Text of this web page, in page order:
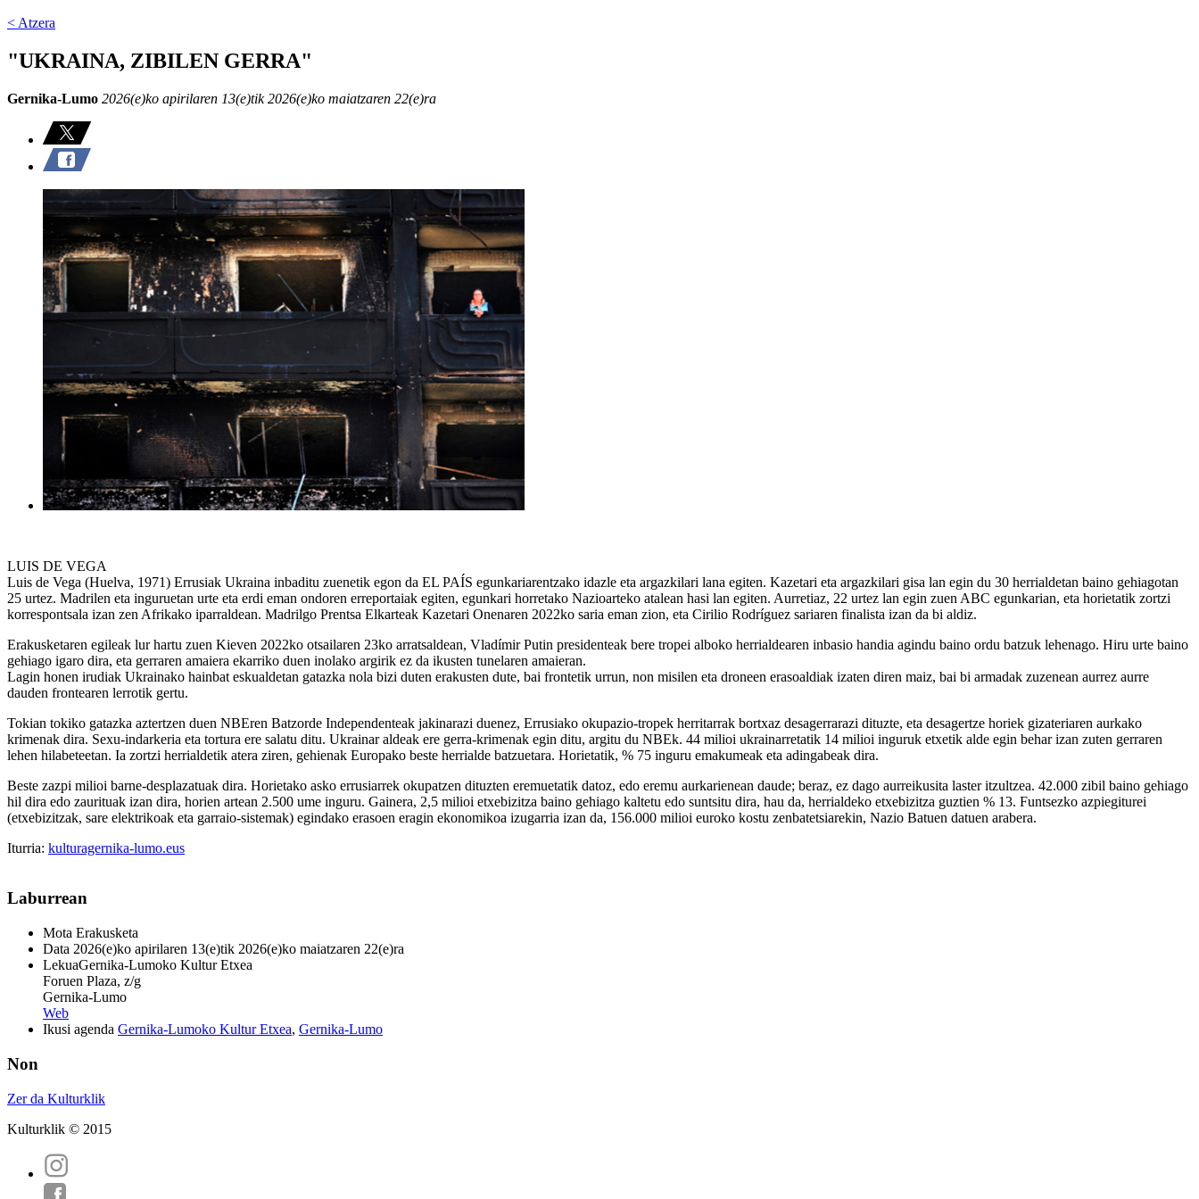
< Atzera
"UKRAINA, ZIBILEN GERRA"
Gernika-Lumo 2026(e)ko apirilaren 13(e)tik 2026(e)ko maiatzaren 22(e)ra
LUIS DE VEGA
Luis de Vega (Huelva, 1971) Errusiak Ukraina inbaditu zuenetik egon da EL PAÍS egunkariarentzako idazle eta argazkilari lana egiten. Kazetari eta argazkilari gisa lan egin du 30 herrialdetan baino gehiagotan
25 urtez. Madrilen eta inguruetan urte eta erdi eman ondoren erreportaiak egiten, egunkari horretako Nazioarteko atalean hasi lan egiten. Aurretiaz, 22 urtez lan egin zuen ABC egunkarian, eta horietatik zortzi
korrespontsala izan zen Afrikako iparraldean. Madrilgo Prentsa Elkarteak Kazetari Onenaren 2022ko saria eman zion, eta Cirilio Rodríguez sariaren finalista izan da bi aldiz.
Erakusketaren egileak lur hartu zuen Kieven 2022ko otsailaren 23ko arratsaldean, Vladímir Putin presidenteak bere tropei alboko herrialdearen inbasio handia agindu baino ordu batzuk lehenago. Hiru urte baino
gehiago igaro dira, eta gerraren amaiera ekarriko duen inolako argirik ez da ikusten tunelaren amaieran.
Lagin honen irudiak Ukrainako hainbat eskualdetan gatazka nola bizi duten erakusten dute, bai frontetik urrun, non misilen eta droneen erasoaldiak izaten diren maiz, bai bi armadak zuzenean aurrez aurre
dauden frontearen lerrotik gertu.
Tokian tokiko gatazka aztertzen duen NBEren Batzorde Independenteak jakinarazi duenez, Errusiako okupazio-tropek herritarrak bortxaz desagerrarazi dituzte, eta desagertze horiek gizateriaren aurkako
krimenak dira. Sexu-indarkeria eta tortura ere salatu ditu. Ukrainar aldeak ere gerra-krimenak egin ditu, argitu du NBEk. 44 milioi ukrainarretatik 14 milioi inguruk etxetik alde egin behar izan zuten gerraren
lehen hilabeteetan. Ia zortzi herrialdetik atera ziren, gehienak Europako beste herrialde batzuetara. Horietatik, % 75 inguru emakumeak eta adingabeak dira.
Beste zazpi milioi barne-desplazatuak dira. Horietako asko errusiarrek okupatzen dituzten eremuetatik datoz, edo eremu aurkarienean daude; beraz, ez dago aurreikusita laster itzultzea. 42.000 zibil baino gehiago
hil dira edo zaurituak izan dira, horien artean 2.500 ume inguru. Gainera, 2,5 milioi etxebizitza baino gehiago kaltetu edo suntsitu dira, hau da, herrialdeko etxebizitza guztien % 13. Funtsezko azpiegiturei
(etxebizitzak, sare elektrikoak eta garraio-sistemak) egindako erasoen eragin ekonomikoa izugarria izan da, 156.000 milioi euroko kostu zenbatetsiarekin, Nazio Batuen datuen arabera.
Iturria: kulturagernika-lumo.eus
Laburrean
Mota Erakusketa
Data 2026(e)ko apirilaren 13(e)tik 2026(e)ko maiatzaren 22(e)ra
LekuaGernika-Lumoko Kultur Etxea
Foruen Plaza, z/g
Gernika-Lumo
Web
Ikusi agenda Gernika-Lumoko Kultur Etxea, Gernika-Lumo
Non
Zer da Kulturklik
Kulturklik © 2015